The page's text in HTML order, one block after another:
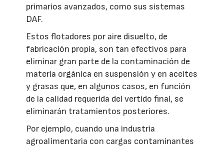
primarios avanzados, como sus sistemas
DAF.
Estos flotadores por aire disuelto, de
fabricación propia, son tan efectivos para
eliminar gran parte de la contaminación de
materia orgánica en suspensión y en aceites
y grasas que, en algunos casos, en función
de la calidad requerida del vertido final, se
eliminarán tratamientos posteriores.
Por ejemplo, cuando una industria
agroalimentaria con cargas contaminantes